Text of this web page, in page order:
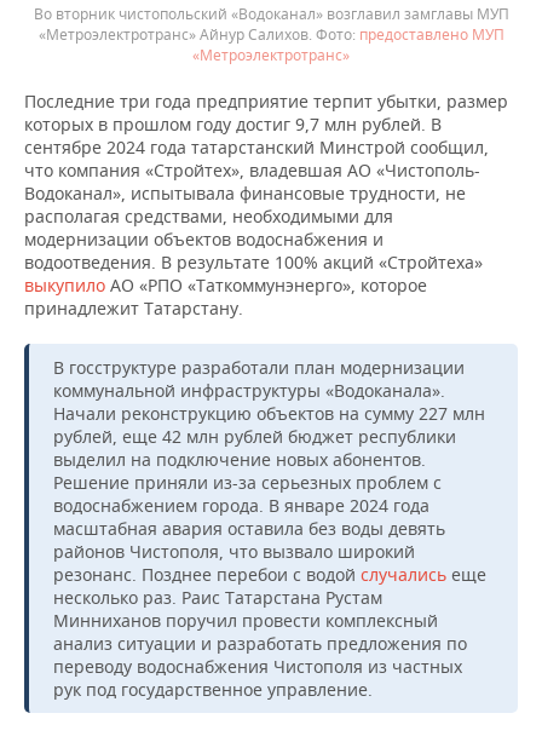
Во вторник чистопольский «Водоканал» возглавил замглавы МУП
«Метроэлектротранс» Айнур Салихов.
предоставлено МУП
«Метроэлектротранс»
Последние три года предприятие терпит убытки, размер
которых в прошлом году достиг 9,7 млн рублей. В
сентябре 2024 года татарстанский Минстрой сообщил,
что компания «Стройтех», владевшая АО «Чистополь-
Водоканал», испытывала финансовые трудности, не
располагая средствами, необходимыми для
модернизации объектов водоснабжения и
водоотведения. В результате 100% акций «Стройтеха»
выкупило АО «РПО «Таткоммунэнерго», которое
принадлежит Татарстану.
В госструктуре разработали план модернизации
коммунальной инфраструктуры «Водоканала».
Начали реконструкцию объектов на сумму 227 млн
рублей, еще 42 млн рублей бюджет республики
выделил на подключение новых абонентов.
Решение приняли из-за серьезных проблем с
водоснабжением города. В январе 2024 года
масштабная авария оставила без воды девять
районов Чистополя, что вызвало широкий
резонанс. Позднее перебои с водой случались еще
несколько раз. Раис Татарстана Рустам
Минниханов поручил провести комплексный
анализ ситуации и разработать предложения по
переводу водоснабжения Чистополя из частных
рук под государственное управление.